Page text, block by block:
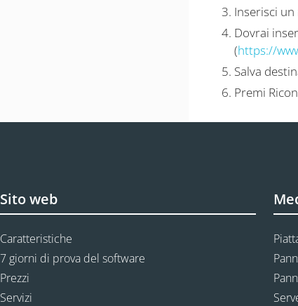
Inserisci
Dovrai
(https://
Salva
Premi
Sito web
Caratteristiche
7 giorni di prova del software
Prezzi
Servizi